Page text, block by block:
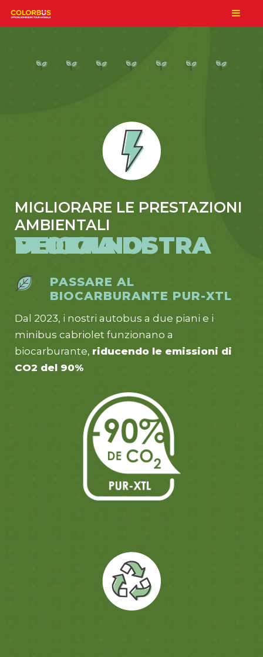
MIGLIORARE LE PRESTAZIONI
AMBIENTALI
DELLA NOSTRA FLOTTA DI VEICOLI
PASSARE AL
BIOCARBURANTE PUR-XTL
Dal 2023, i nostri autobus a due piani e i
minibus cabriolet funzionano a
biocarburante, riducendo le emissioni di
CO2 del 90%